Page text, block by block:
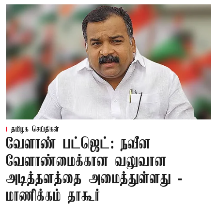
தமிழக செய்திகள்
வேளாண் பட்ஜெட்: நவீன
வேளாண்மைக்கான வலுவான
அடித்தளத்தை அமைத்துள்ளது -
மாணிக்கம் தாகூர்